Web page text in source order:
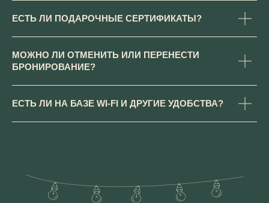
ЕСТЬ ЛИ ПОДАРОЧНЫЕ СЕРТИФИКАТЫ?
МОЖНО ЛИ ОТМЕНИТЬ ИЛИ ПЕРЕНЕСТИ
БРОНИРОВАНИЕ?
ЕСТЬ ЛИ НА БАЗЕ WI-FI И ДРУГИЕ УДОБСТВА?